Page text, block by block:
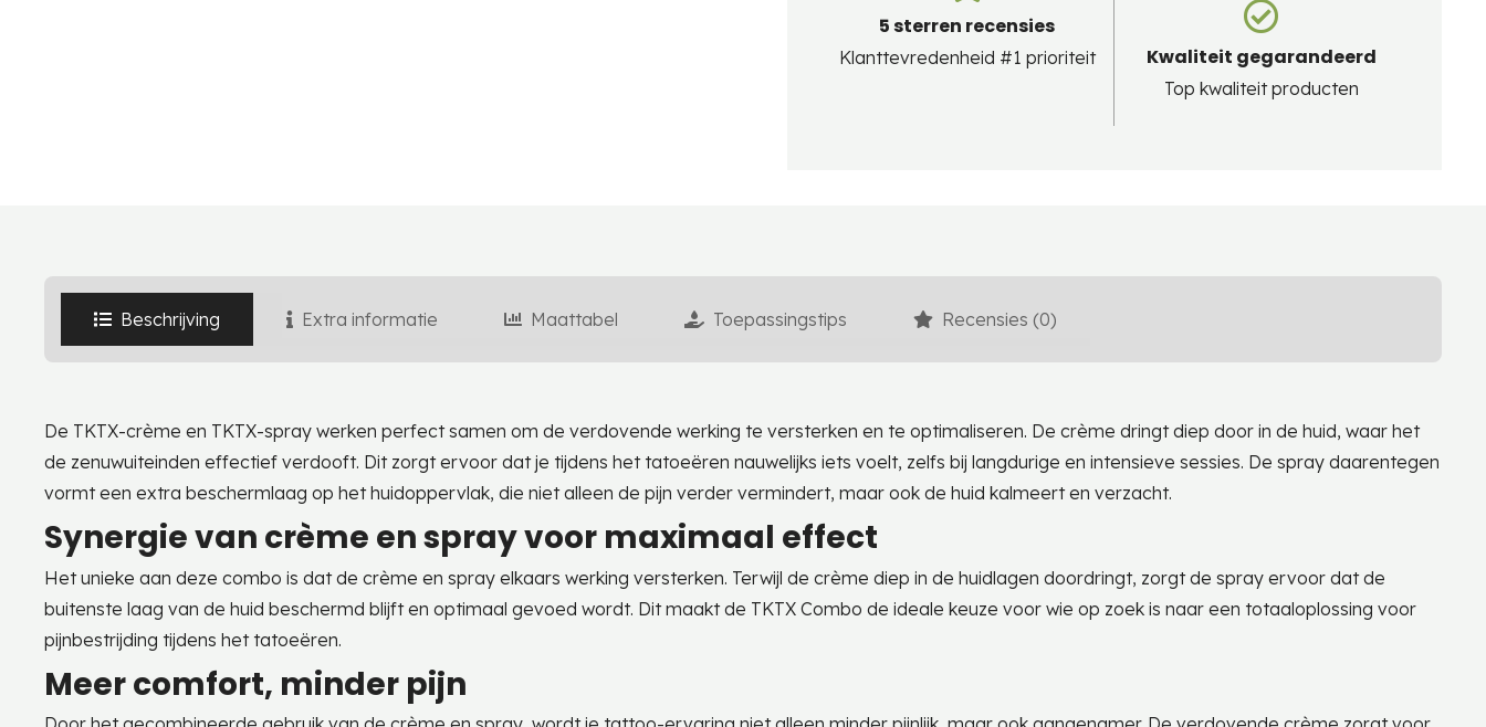
5 sterren recensies
Klanttevredenheid #1 prioriteit Kwaliteit gegarandeerd
Top kwaliteit producten
Beschrijving Extra informatie Maattabel Toepassingstips Recensies (0)
De TKTX-crème en TKTX-spray werken perfect samen om de verdovende werking te versterken en te optimaliseren. De crème dringt diep door in de huid, waar het
de zenuwuiteinden effectief verdooft. Dit zorgt ervoor dat je tijdens het tatoeëren nauwelijks iets voelt, zelfs bij langdurige en intensieve sessies. De spray daarentegen
vormt een extra beschermlaag op het huidoppervlak, die niet alleen de pijn verder vermindert, maar ook de huid kalmeert en verzacht.
Synergie van crème en spray voor maximaal effect
Het unieke aan deze combo is dat de crème en spray elkaars werking versterken. Terwijl de crème diep in de huidlagen doordringt, zorgt de spray ervoor dat de
buitenste laag van de huid beschermd blijft en optimaal gevoed wordt. Dit maakt de TKTX Combo de ideale keuze voor wie op zoek is naar een totaaloplossing voor
pijnbestrijding tijdens het tatoeëren.
Meer comfort, minder pijn